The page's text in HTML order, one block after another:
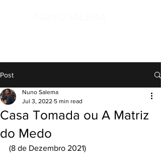
Post
Casa Tomada ou A Matriz
do Medo
Nuno Salema
Jul 3, 2022 5 min read
(8 de Dezembro 2021)